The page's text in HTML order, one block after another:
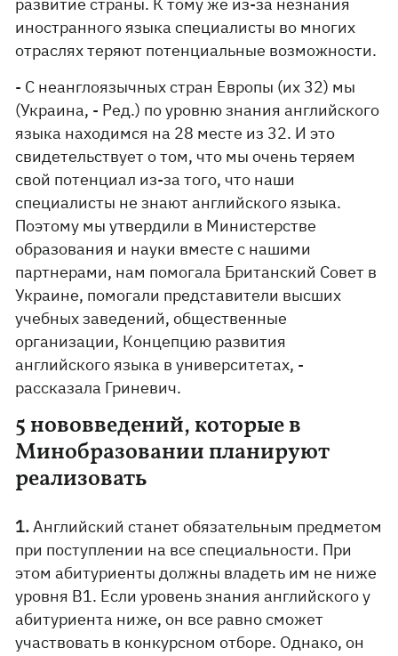
иностранного языка специалисты во многих
отраслях теряют потенциальные возможности.
- С неанглоязычных стран Европы (их 32) мы
(Украина, - Ред.) по уровню знания английского
языка находимся на 28 месте из 32. И это
свидетельствует о том, что мы очень теряем
свой потенциал из-за того, что наши
специалисты не знают английского языка.
Поэтому мы утвердили в Министерстве
образования и науки вместе с нашими
партнерами, нам помогала Британский Совет в
Украине, помогали представители высших
учебных заведений, общественные
организации, Концепцию развития
английского языка в университетах, -
рассказала Гриневич.
5 нововведений, которые в
Минобразовании планируют
реализовать
1.Английский станет обязательным предметом
при поступлении на все специальности. При
этом абитуриенты должны владеть им не ниже
уровня В1. Если уровень знания английского у
абитуриента ниже, он все равно сможет
участвовать в конкурсном отборе. Однако, он